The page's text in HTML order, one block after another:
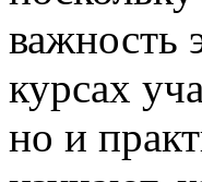
важность
курсах
но и